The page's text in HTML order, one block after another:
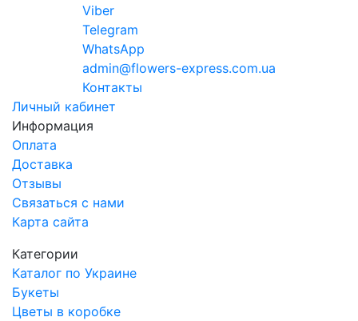
Viber
Telegram
WhatsApp
admin@flowers-express.com.ua
Контакты
Личный кабинет
Информация
Оплата
Доставка
Отзывы
Связаться с нами
Карта сайта
Категории
Каталог по Украине
Букеты
Цветы в коробке